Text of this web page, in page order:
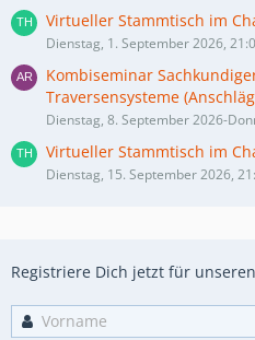
Virtueller Stammtisch im
Dienstag, 1. September 2026,
Kombiseminar
Traversensysteme
Dienstag, 8. September 2026-
Virtueller Stammtisch im
Dienstag, 15. September 2026,
Registriere Dich jetzt für